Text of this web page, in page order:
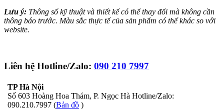
Lưu ý: Thông số kỹ thuật và thiết kế có thể thay đổi mà không cần
thông báo trước. Màu sắc thực tế của sản phẩm có thể khác so với
website.
Liên hệ Hotline/Zalo: 090 210 7997
TP Hà Nội
Số 603 Hoàng Hoa Thám, P. Ngọc Hà Hotline/Zalo:
090.210.7997 (Bản đồ )